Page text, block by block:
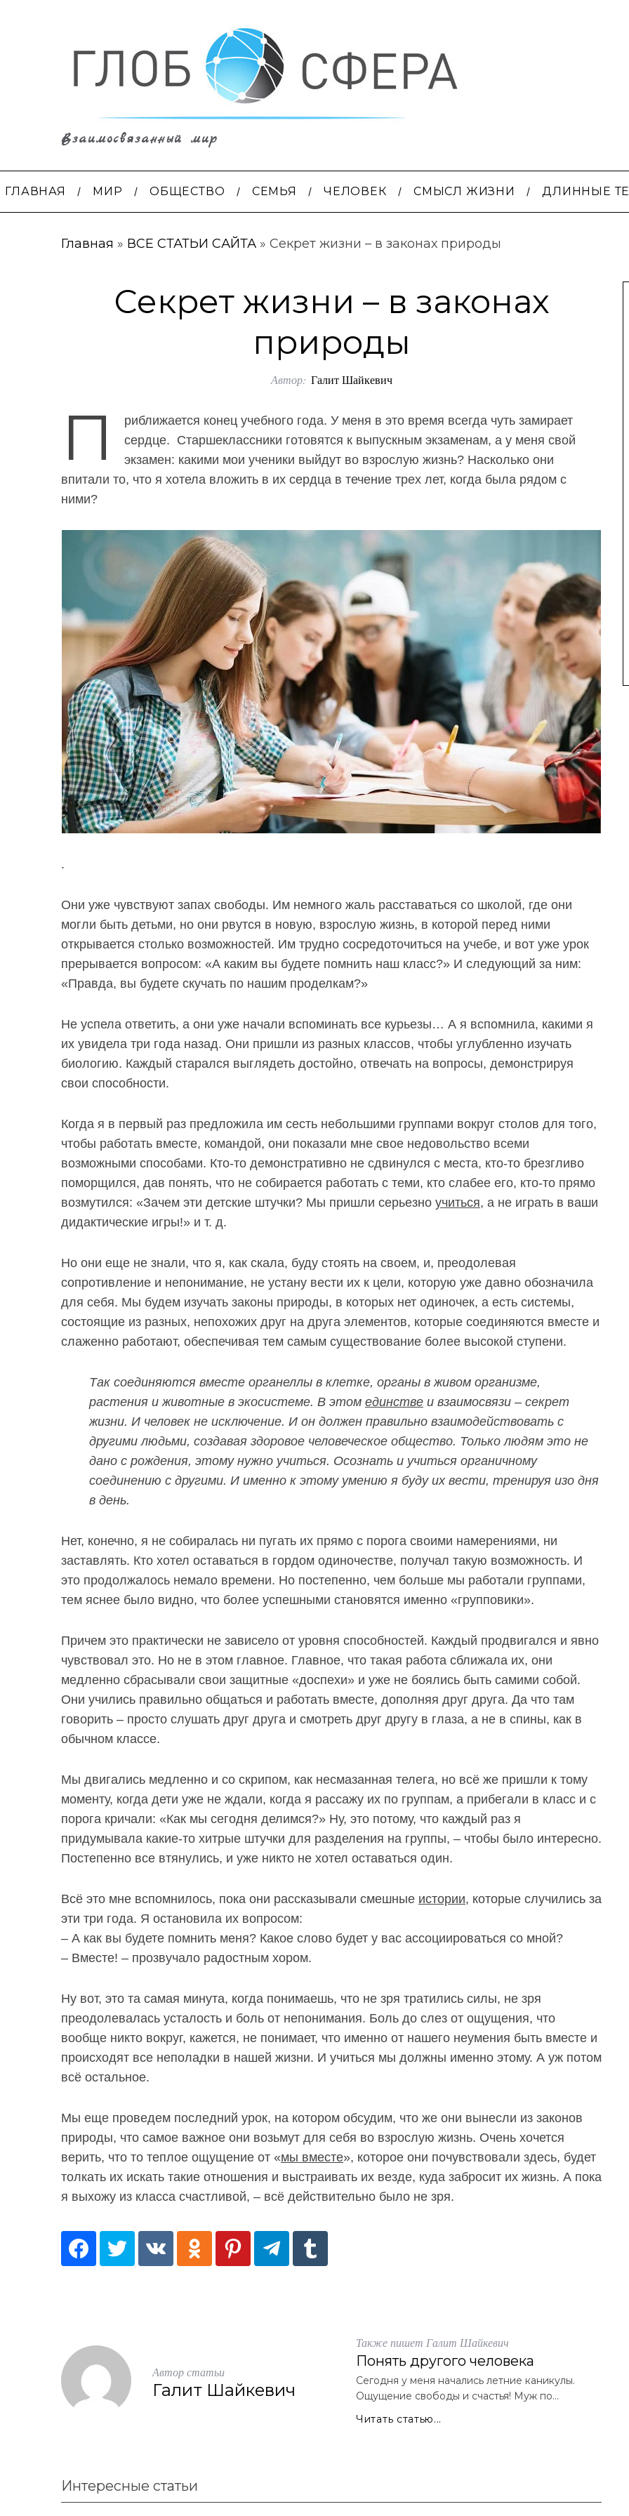
Взаимосвязанный мир
ГЛАВНАЯ МИР ОБЩЕСТВО СЕМЬЯ ЧЕЛОВЕК СМЫСЛ ЖИЗНИ ДЛИННЫЕ
Главная » ВСЕ СТАТЬИ САЙТА » Секрет жизни – в законах природы
Секрет жизни – в законах
природы
Автор: Галит Шайкевич
П
риближается конец учебного года. У меня в это время всегда чуть замирает
сердце. Старшеклассники готовятся к выпускным экзаменам, а у меня свой
экзамен: какими мои ученики выйдут во взрослую жизнь? Насколько они
впитали то, что я хотела вложить в их сердца в течение трех лет, когда была рядом с
ними?
.
Они уже чувствуют запах свободы. Им немного жаль расставаться со школой, где они
могли быть детьми, но они рвутся в новую, взрослую жизнь, в которой перед ними
открывается столько возможностей. Им трудно сосредоточиться на учебе, и вот уже урок
прерывается вопросом: «А каким вы будете помнить наш класс?» И следующий за ним:
«Правда, вы будете скучать по нашим проделкам?»
Не успела ответить, а они уже начали вспоминать все курьезы… А я вспомнила, какими я
их увидела три года назад. Они пришли из разных классов, чтобы углубленно изучать
биологию. Каждый старался выглядеть достойно, отвечать на вопросы, демонстрируя
свои способности.
Когда я в первый раз предложила им сесть небольшими группами вокруг столов для того,
чтобы работать вместе, командой, они показали мне свое недовольство всеми
возможными способами. Кто-то демонстративно не сдвинулся с места, кто-то брезгливо
поморщился, дав понять, что не собирается работать с теми, кто слабее его, кто-то прямо
возмутился: «Зачем эти детские штучки? Мы пришли серьезно учиться, а не играть в ваши
дидактические игры!» и т. д.
Но они еще не знали, что я, как скала, буду стоять на своем, и, преодолевая
сопротивление и непонимание, не устану вести их к цели, которую уже давно обозначила
для себя. Мы будем изучать законы природы, в которых нет одиночек, а есть системы,
состоящие из разных, непохожих друг на друга элементов, которые соединяются вместе и
слаженно работают, обеспечивая тем самым существование более высокой ступени.
Так соединяются вместе органеллы в клетке, органы в живом организме,
растения и животные в экосистеме. В этом единстве и взаимосвязи – секрет
жизни. И человек не исключение. И он должен правильно взаимодействовать с
другими людьми, создавая здоровое человеческое общество. Только людям это не
дано с рождения, этому нужно учиться. Осознать и учиться органичному
соединению с другими. И именно к этому умению я буду их вести, тренируя изо дня
в день.
Нет, конечно, я не собиралась ни пугать их прямо с порога своими намерениями, ни
заставлять. Кто хотел оставаться в гордом одиночестве, получал такую возможность. И
это продолжалось немало времени. Но постепенно, чем больше мы работали группами,
тем яснее было видно, что более успешными становятся именно «групповики».
Причем это практически не зависело от уровня способностей. Каждый продвигался и явно
чувствовал это. Но не в этом главное. Главное, что такая работа сближала их, они
медленно сбрасывали свои защитные «доспехи» и уже не боялись быть самими собой.
Они учились правильно общаться и работать вместе, дополняя друг друга. Да что там
говорить – просто слушать друг друга и смотреть друг другу в глаза, а не в спины, как в
обычном классе.
Мы двигались медленно и со скрипом, как несмазанная телега, но всё же пришли к тому
моменту, когда дети уже не ждали, когда я рассажу их по группам, а прибегали в класс и с
порога кричали: «Как мы сегодня делимся?» Ну, это потому, что каждый раз я
придумывала какие-то хитрые штучки для разделения на группы, – чтобы было интересно.
Постепенно все втянулись, и уже никто не хотел оставаться один.
Всё это мне вспомнилось, пока они рассказывали смешные истории, которые случились за
эти три года. Я остановила их вопросом:
– А как вы будете помнить меня? Какое слово будет у вас ассоциироваться со мной?
– Вместе! – прозвучало радостным хором.
Ну вот, это та самая минута, когда понимаешь, что не зря тратились силы, не зря
преодолевалась усталость и боль от непонимания. Боль до слез от ощущения, что
вообще никто вокруг, кажется, не понимает, что именно от нашего неумения быть вместе и
происходят все неполадки в нашей жизни. И учиться мы должны именно этому. А уж потом
всё остальное.
Мы еще проведем последний урок, на котором обсудим, что же они вынесли из законов
природы, что самое важное они возьмут для себя во взрослую жизнь. Очень хочется
верить, что то теплое ощущение от «мы вместе», которое они почувствовали здесь, будет
толкать их искать такие отношения и выстраивать их везде, куда забросит их жизнь. А пока
я выхожу из класса счастливой, – всё действительно было не зря.
Автор статьи
Галит Шайкевич
Также пишет Галит Шайкевич
Понять другого человека
Сегодня у меня начались летние каникулы.
Ощущение свободы и счастья! Муж по...
Читать статью...
Интересные статьи
S
e
h
f
o
По авторам